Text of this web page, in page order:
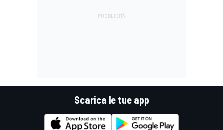
Scarica le tue app